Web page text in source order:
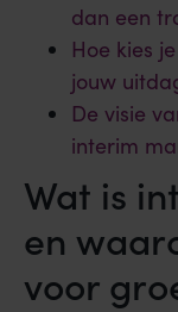
dan een
Hoe kies
jouw
De visie
interim
Wat is
en
voor